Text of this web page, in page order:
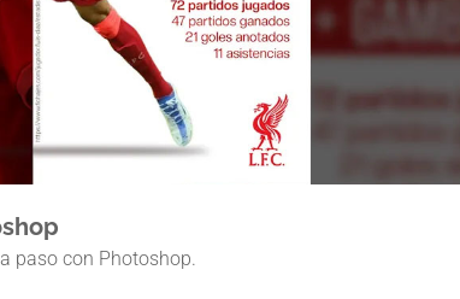
paso con Photoshop.